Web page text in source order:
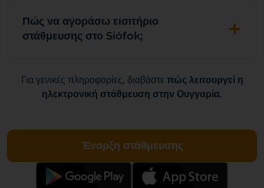
Πώς να αγοράσω εισιτήριο
στάθμευσης στο Siófok;
+
Για γενικές πληροφορίες, διαβάστε πώς λειτουργεί η
ηλεκτρονική στάθμευση στην Ουγγαρία.
Έναρξη στάθμευσης